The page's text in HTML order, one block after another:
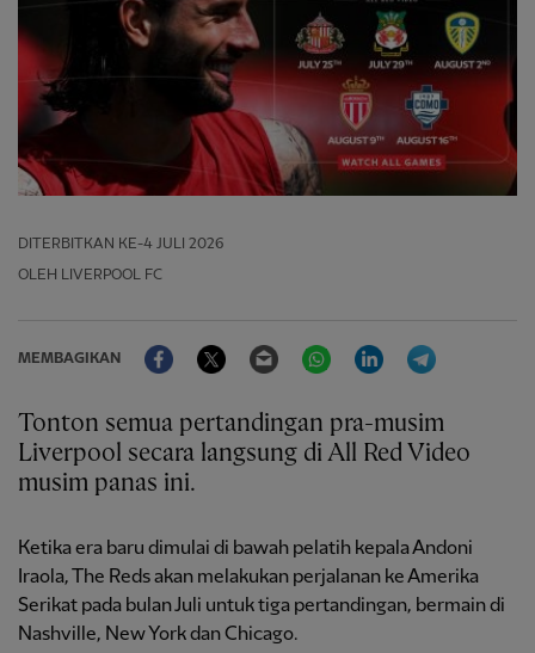
DITERBITKAN KE-4 JULI 2026
OLEH LIVERPOOL FC
MEMBAGIKAN
FacebookTwitter Email WhatsAppLinkedIn
Tonton semua pertandingan pra-musim
Liverpool secara langsung di All Red Video
musim panas ini.
Ketika era baru dimulai di bawah pelatih kepala Andoni
Iraola, The Reds akan melakukan perjalanan ke Amerika
Serikat pada bulan Juli untuk tiga pertandingan, bermain di
Nashville, New York dan Chicago.